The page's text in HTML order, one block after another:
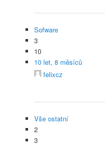
Sofware
3
10
10 let, 8 měsíců
felixcz
Vše ostatní
2
3